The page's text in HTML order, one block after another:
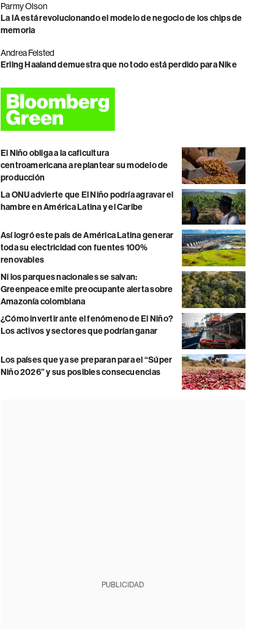
Parmy Olson
La IA está revolucionando el modelo de negocio de los chips de
memoria
Andrea Felsted
Erling Haaland demuestra que no todo está perdido para Nike
El Niño obliga a la caficultura
centroamericana a replantear su modelo de
producción
La ONU advierte que El Niño podría agravar el
hambre en América Latina y el Caribe
Así logró este país de América Latina generar
toda su electricidad con fuentes 100%
renovables
Ni los parques nacionales se salvan:
Greenpeace emite preocupante alerta sobre
Amazonía colombiana
¿Cómo invertir ante el fenómeno de El Niño?
Los activos y sectores que podrían ganar
Los países que ya se preparan para el “Súper
Niño 2026” y sus posibles consecuencias
PUBLICIDAD